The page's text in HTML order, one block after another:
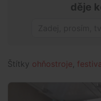
děje
Štítky ohňostroje